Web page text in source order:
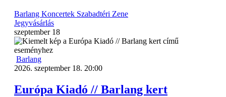
Barlang Koncertek Szabadtéri Zene
Jegyvásárlás
szeptember 18
Barlang
2026. szeptember 18. 20:00
Európa Kiadó // Barlang kert